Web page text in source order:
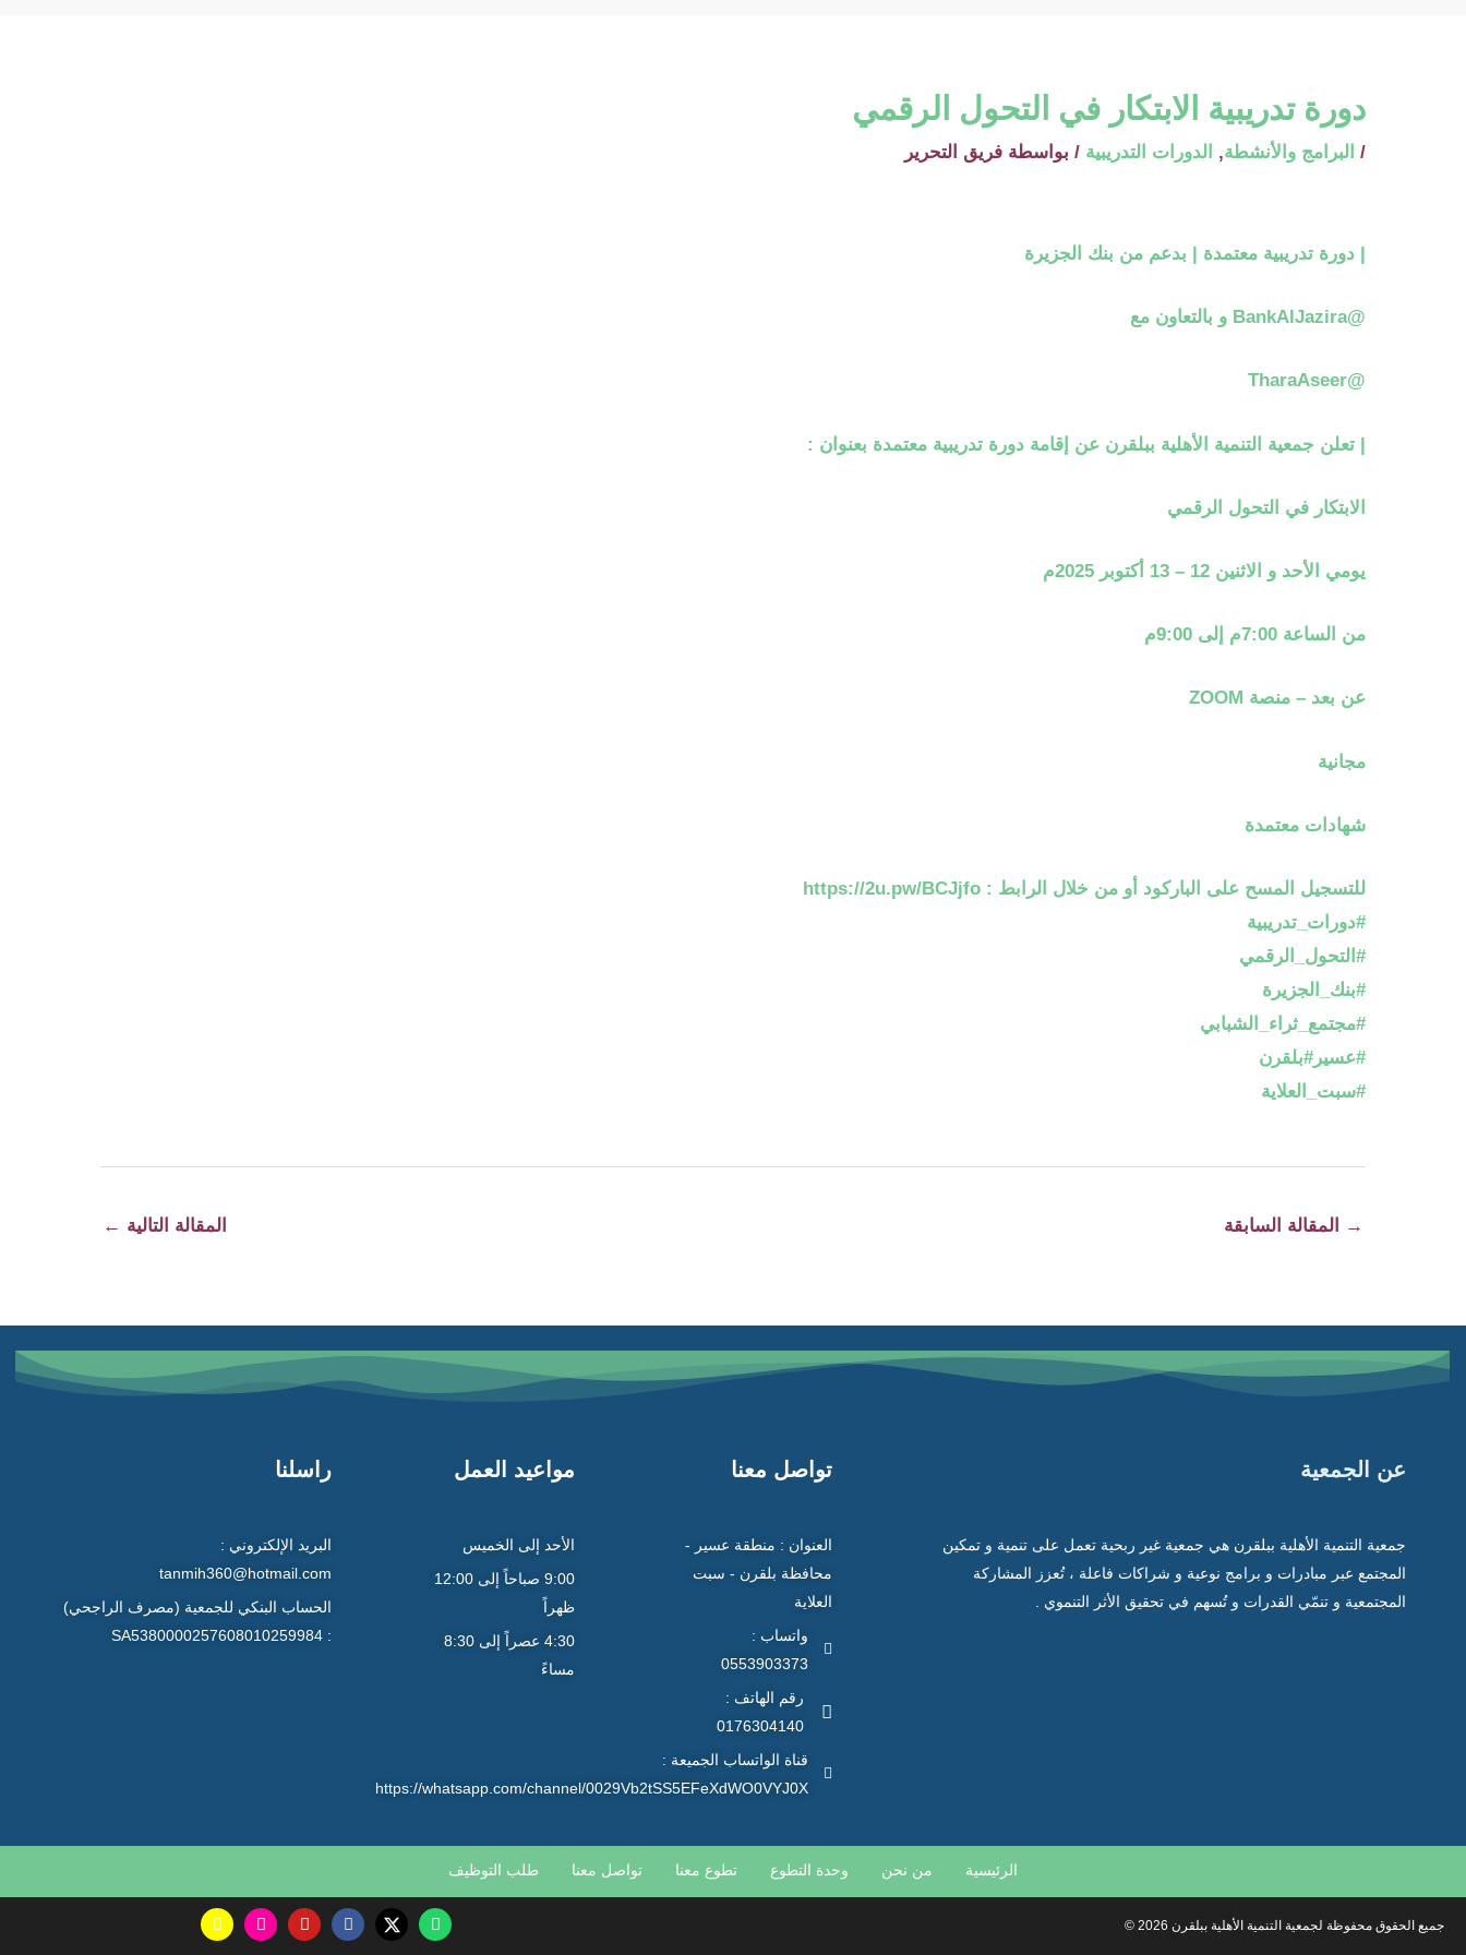
دورة تدريبية الابتكار في التحول الرقمي
/ البرامج والأنشطة, الدورات التدريبية / بواسطة فريق التحرير
| دورة تدريبية معتمدة | بدعم من بنك الجزيرة
@BankAlJazira و بالتعاون مع
@TharaAseer
| تعلن جمعية التنمية الأهلية ببلقرن عن إقامة دورة تدريبية معتمدة بعنوان :
الابتكار في التحول الرقمي
يومي الأحد و الاثنين 12 – 13 أكتوبر 2025م
من الساعة 7:00م إلى 9:00م
عن بعد – منصة ZOOM
مجانية
شهادات معتمدة
للتسجيل المسح على الباركود أو من خلال الرابط : https://2u.pw/BCJjfo
#دورات_تدريبية
#التحول_الرقمي
#بنك_الجزيرة
#مجتمع_ثراء_الشبابي
#عسير#بلقرن
#سبت_العلاية
→ المقالة السابقة المقالة التالية ←
عن الجمعية
جمعية التنمية الأهلية ببلقرن هي جمعية غير ربحية تعمل على تنمية و تمكين
المجتمع عبر مبادرات و برامج نوعية و شراكات فاعلة ، تُعزز المشاركة
المجتمعية و تنمّي القدرات و تُسهم في تحقيق الأثر التنموي .
تواصل معنا
العنوان : منطقة عسير -
محافظة بلقرن - سبت
العلاية
واتساب :
0553903373
رقم الهاتف :
0176304140
قناة الواتساب الجميعة :
https://whatsapp.com/channel/0029Vb2tSS5EFeXdWO0VYJ0X
مواعيد العمل
الأحد إلى الخميس
9:00 صباحاً إلى 12:00
ظهراً
4:30 عصراً إلى 8:30
مساءً
راسلنا
البريد الإلكتروني :
tanmih360@hotmail.com
الحساب البنكي للجمعية (مصرف الراجحي)
: SA5380000257608010259984
الرئيسية من نحن وحدة التطوع تطوع معنا تواصل معنا طلب التوظيف
جميع الحقوق محفوظة لجمعية التنمية الأهلية ببلقرن 2026 ©
W
h
F
a
Y
o
I
n
S
n